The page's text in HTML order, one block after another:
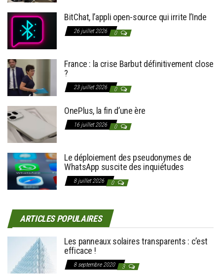
BitChat, l’appli open-source qui irrite l’Inde
26 juillet 2026 0
France : la crise Barbut définitivement close
?
23 juillet 2026 0
OnePlus, la fin d’une ère
16 juillet 2026 0
Le déploiement des pseudonymes de
WhatsApp suscite des inquiétudes
8 juillet 2026 0
ARTICLES POPULAIRES
Les panneaux solaires transparents : c’est
efficace !
8 septembre 2020 3